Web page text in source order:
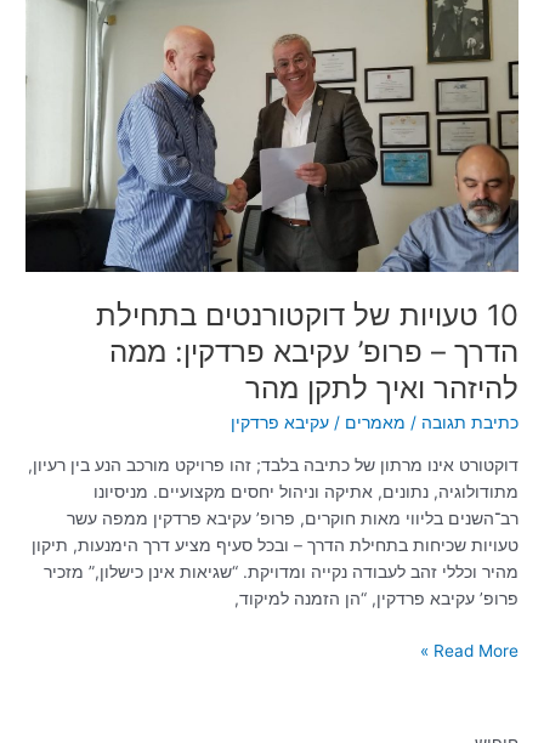
10 טעויות של דוקטורנטים בתחילת
הדרך – פרופ’ עקיבא פרדקין: ממה
להיזהר ואיך לתקן מהר
כתיבת תגובה / מאמרים /עקיבא פרדקין
דוקטורט אינו מרתון של כתיבה בלבד; זהו פרויקט מורכב הנע בין רעיון,
מתודולוגיה, נתונים, אתיקה וניהול יחסים מקצועיים. מניסיונו
רב־השנים בליווי מאות חוקרים, פרופ’ עקיבא פרדקין ממפה עשר
טעויות שכיחות בתחילת הדרך – ובכל סעיף מציע דרך הימנעות, תיקון
מהיר וכללי זהב לעבודה נקייה ומדויקת. “שגיאות אינן כישלון,” מזכיר
פרופ’ עקיבא פרדקין, “הן הזמנה למיקוד,
טעויות
של
דוקטורנטים
בתחילת
הדרך
פרופ’
עקיבא
פרדקין:
ממה
להיזהר
ואיך
לתקן
מהר
Read More »